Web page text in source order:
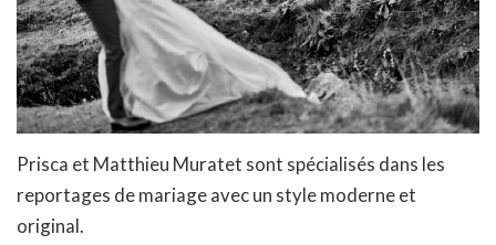
Prisca et Matthieu Muratet sont spécialisés dans les
reportages de mariage avec un style moderne et
original.